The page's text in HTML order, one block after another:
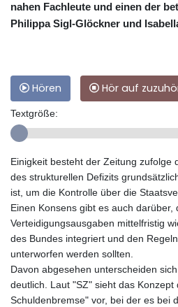
nahen Fachleute und einen der
Philippa Sigl-Glöckner und
Hören Hör auf
Textgröße:
Einigkeit besteht der Zeitung zufolge
des strukturellen Defizits
ist, um die Kontrolle über die
Einen Konsens gibt es auch darüber,
Verteidigungsausgaben mittelfristig
des Bundes integriert und den
unterworfen werden sollten.
Davon abgesehen unterscheiden
deutlich. Laut "SZ" sieht das
Schuldenbremse" vor, bei der es bei